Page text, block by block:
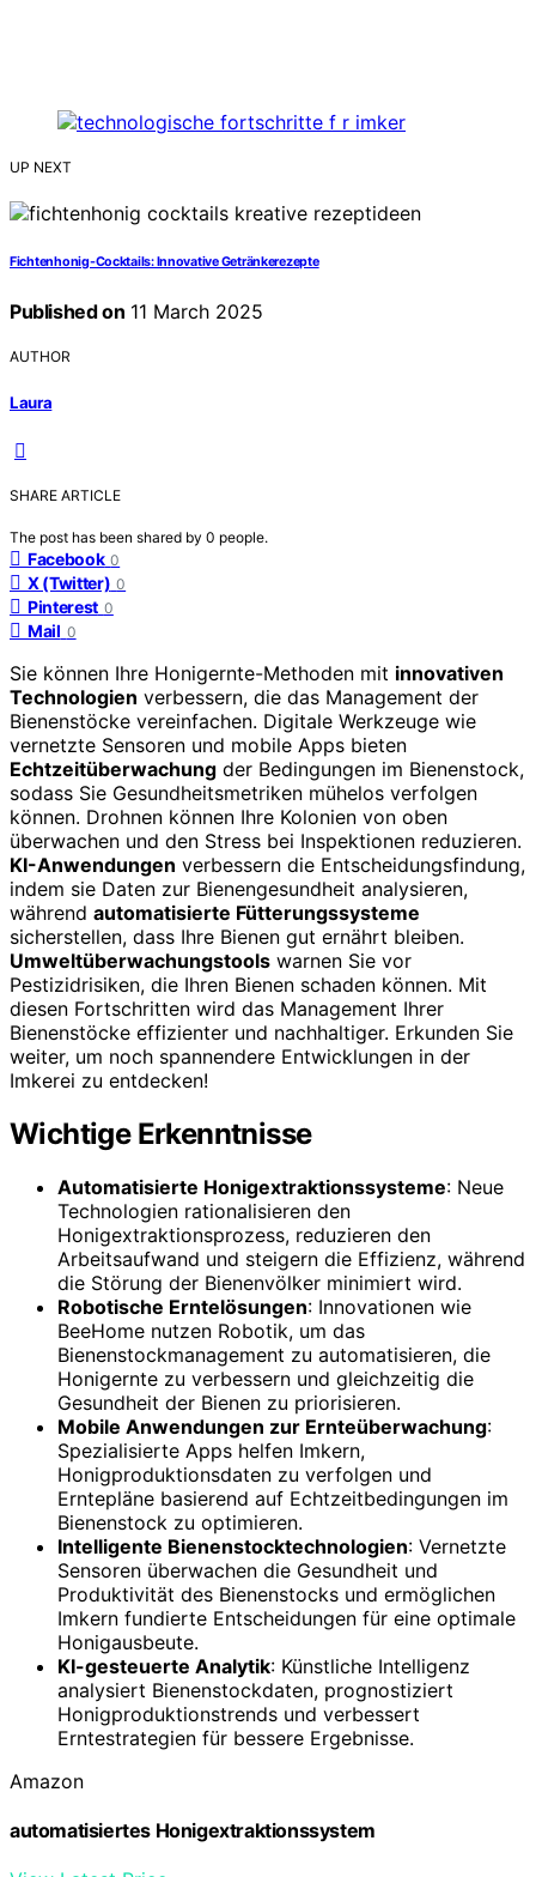
UP NEXT
Fichtenhonig-Cocktails: Innovative Getränkerezepte
Published on 11 March 2025
AUTHOR
Laura
SHARE ARTICLE
The post has been shared by 0 people.
Facebook 0
X (Twitter) 0
Pinterest 0
Mail 0
Sie können Ihre Honigernte-Methoden mit innovativen
Technologien verbessern, die das Management der
Bienenstöcke vereinfachen. Digitale Werkzeuge wie
vernetzte Sensoren und mobile Apps bieten
Echtzeitüberwachung der Bedingungen im Bienenstock,
sodass Sie Gesundheitsmetriken mühelos verfolgen
können. Drohnen können Ihre Kolonien von oben
überwachen und den Stress bei Inspektionen reduzieren.
KI-Anwendungen verbessern die Entscheidungsfindung,
indem sie Daten zur Bienengesundheit analysieren,
während automatisierte Fütterungssysteme
sicherstellen, dass Ihre Bienen gut ernährt bleiben.
Umweltüberwachungstools warnen Sie vor
Pestizidrisiken, die Ihren Bienen schaden können. Mit
diesen Fortschritten wird das Management Ihrer
Bienenstöcke effizienter und nachhaltiger. Erkunden Sie
weiter, um noch spannendere Entwicklungen in der
Imkerei zu entdecken!
Wichtige Erkenntnisse
Automatisierte Honigextraktionssysteme: Neue
Technologien rationalisieren den
Honigextraktionsprozess, reduzieren den
Arbeitsaufwand und steigern die Effizienz, während
die Störung der Bienenvölker minimiert wird.
Robotische Erntelösungen: Innovationen wie
BeeHome nutzen Robotik, um das
Bienenstockmanagement zu automatisieren, die
Honigernte zu verbessern und gleichzeitig die
Gesundheit der Bienen zu priorisieren.
Mobile Anwendungen zur Ernteüberwachung:
Spezialisierte Apps helfen Imkern,
Honigproduktionsdaten zu verfolgen und
Erntepläne basierend auf Echtzeitbedingungen im
Bienenstock zu optimieren.
Intelligente Bienenstocktechnologien: Vernetzte
Sensoren überwachen die Gesundheit und
Produktivität des Bienenstocks und ermöglichen
Imkern fundierte Entscheidungen für eine optimale
Honigausbeute.
KI-gesteuerte Analytik: Künstliche Intelligenz
analysiert Bienenstockdaten, prognostiziert
Honigproduktionstrends und verbessert
Erntestrategien für bessere Ergebnisse.
Amazon
automatisiertes Honigextraktionssystem